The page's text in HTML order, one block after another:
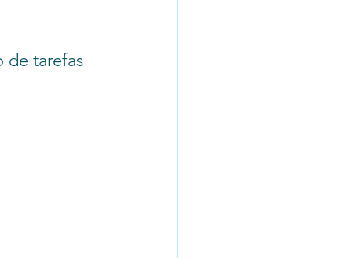
de tarefas